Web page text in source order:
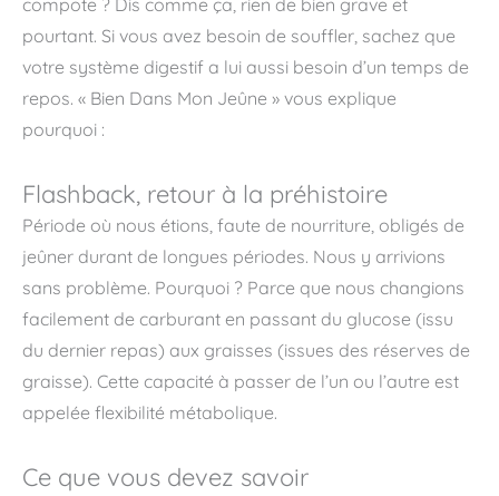
compote ? Dis comme ça, rien de bien grave et
pourtant. Si vous avez besoin de souffler, sachez que
votre système digestif a lui aussi besoin d’un temps de
repos. « Bien Dans Mon Jeûne » vous explique
pourquoi :
Flashback, retour à la préhistoire
Période où nous étions, faute de nourriture, obligés de
jeûner durant de longues périodes. Nous y arrivions
sans problème. Pourquoi ? Parce que nous changions
facilement de carburant en passant du glucose (issu
du dernier repas) aux graisses (issues des réserves de
graisse). Cette capacité à passer de l’un ou l’autre est
appelée flexibilité métabolique.
Ce que vous devez savoir